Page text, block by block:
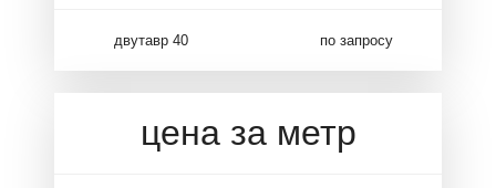
двутавр 40 по запросу
цена за метр